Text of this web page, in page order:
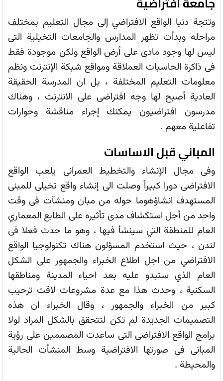
وتتجة دنيا الواقع الافتراضي إلى مجال التعليم بمختلف
مراحله وبدأت تظهر المدارس والجامعات التخيلية التى
ليس لها وجود مادى على أرض الواقع ولكن موجودة فقط
فى ذاكرة الحاسبات العملاقة ومواقع شبكة الإنترنت ونظم
معلومات التعليم المختلفة ، بل ان المدرسة الحقيقة
العادية أصبح لها وجه افتراضى على الانترنت ، وهناك
مدرسون افتراضيون يمكنك إجراء مناقشة وحوارات
تفاعلية معهم .
المباني قبل الاساسات
وفى مجال الإنشاء والتخطيط العمرانى يلعب الواقع
الافتراضى دورا كبيراً وصلت الى إنشاء واقع تخيلى للمبنى
المستهدف انشاؤهوما حوله من مبان ومنشآت فى وقت
واحد من أجل استكشاف مدى تأثيره على الطابع المعماري
العام للمنطقة التي سينشأ فيها ، وهو ما حدث فعلا فى
لندن ، حيث استخدم المسؤلون هناك تكنولوجيا الواقع
الافتراضي من اجل اطلاع الخبراء والجمهور على الشكل
العام الذي ستبدو عليه بعد احياء المدينة ومناطقها
السكنية ، وحدث هذا مع عدة مشروعات لاقت ترحيب
كبير من الخبراء والجمهور ، وقال الخبراء ان هذه
التصميمات الجديدة لم تكن لتتحقق بالشكل المراد لولا
برامج الواقع الافتراضى التى ساعدت المصممين على رؤية
المبانى فى صورتها الافتراضية وسط المنشأت الحالية
والمحيطة .